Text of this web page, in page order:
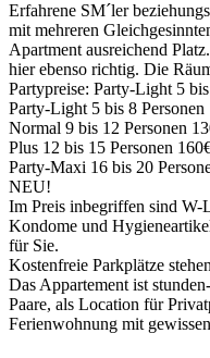
Erfahrene SM´ler
mit mehreren
Apartment ausreichend
hier ebenso richtig. Die
Partypreise: Party-Light 5
Party-Light 5 bis 8
Normal 9 bis 12 Personen
Plus 12 bis 15 Personen
Party-Maxi 16 bis 20
NEU!
Im Preis inbegriffen sind W-
Kondome und
für Sie.
Kostenfreie Parkplätze
Das Appartement ist
Paare, als Location für
Ferienwohnung mit